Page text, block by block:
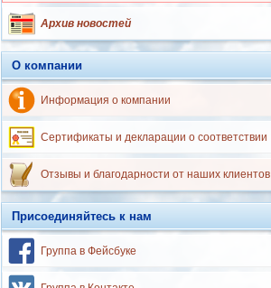
Архив новостей
О компании
Информация о компании
Сертификаты и декларации о соответствии
Отзывы и благодарности от наших клиентов
Присоединяйтесь к нам
Группа в Фейсбуке